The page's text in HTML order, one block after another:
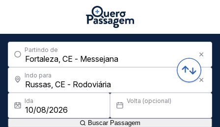
Partindo de
Indo para
Ida Volta (opcional)
Buscar Passagem